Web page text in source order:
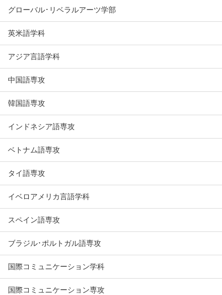
グローバル･リベラルアーツ学部
英米語学科
アジア言語学科
中国語専攻
韓国語専攻
インドネシア語専攻
ベトナム語専攻
タイ語専攻
イベロアメリカ言語学科
スペイン語専攻
ブラジル･ポルトガル語専攻
国際コミュニケーション学科
国際コミュニケーション専攻